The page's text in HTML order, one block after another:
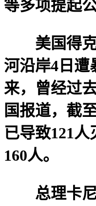
等多项提起公
美国得克
河沿岸4日遭
来，曾经过
国报道，截
已导致121
160人。
总理卡尼